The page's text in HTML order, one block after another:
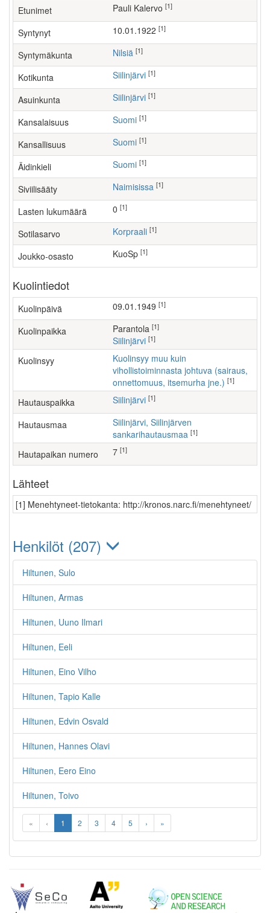
Etunimet Pauli Kalervo [1]
Syntynyt 10.01.1922 [1]
Syntymäkunta Nilsiä [1]
Kotikunta Siilinjärvi [1]
Asuinkunta Siilinjärvi [1]
Kansalaisuus Suomi [1]
Kansallisuus Suomi [1]
Äidinkieli Suomi [1]
Siviilisääty Naimisissa [1]
Lasten lukumäärä [1]
Sotilasarvo Korpraali [1]
Joukko-osasto KuoSp [1]
Kuolintiedot
Kuolinpäivä 09.01.1949 [1]
Kuolinpaikka parantola [1]
Siilinjärvi [1]
Kuolinsyy
Kuolinsyy muu kuin
vihollistoiminnasta johtuva (sairaus,
onnettomuus, itsemurha jne.) [1]
Hautauspaikka Siilinjärvi [1]
Hautausmaa
Siilinjärvi, Siilinjärven
sankarihautausmaa [1]
Hautapaikan numero [1]
Lähteet
[1] Menehtyneet-tietokanta: http://kronos.narc.fi/menehtyneet/
Henkilöt (207)
Hiltunen, Sulo
Hiltunen, Armas
Hiltunen, Uuno Ilmari
Hiltunen, Eeli
Hiltunen, Eino Vilho
Hiltunen, Tapio Kalle
Hiltunen, Edvin Osvald
Hiltunen, Hannes Olavi
Hiltunen, Eero Eino
Hiltunen, Toivo
« ‹ 1 2 3 4 5 › »